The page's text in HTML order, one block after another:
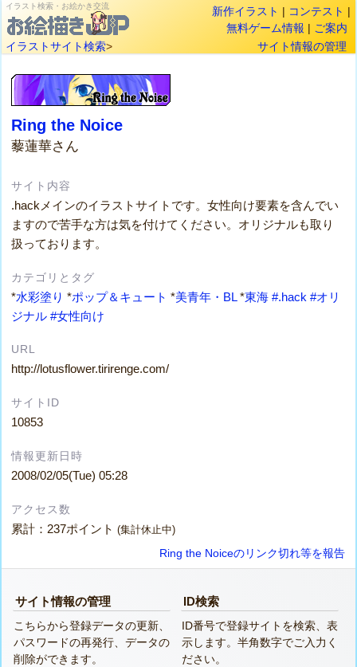
イラスト検索・お絵かき交流 新作イラスト | コンテスト |
無料ゲーム情報 | ご案内
イラストサイト検索> サイト情報の管理
Ring the Noice
藜蓮華さん
サイト内容
.hackメインのイラストサイトです。女性向け要素を含んでい
ますので苦手な方は気を付けてください。オリジナルも取り
扱っております。
カテゴリとタグ
*水彩塗り *ポップ＆キュート *美青年・BL*東海 #.hack #オリ
ジナル #女性向け
URL
http://lotusflower.tirirenge.com/
サイトID
10853
情報更新日時
2008/02/05(Tue) 05:28
アクセス数
累計：237ポイント(集計休止中)
Ring the Noiceのリンク切れ等を報告
サイト情報の管理
こちらから登録データの更新、
パスワードの再発行、データの
削除ができます。
ID検索
ID番号で登録サイトを検索、表
示します。半角数字でご入力く
ださい。